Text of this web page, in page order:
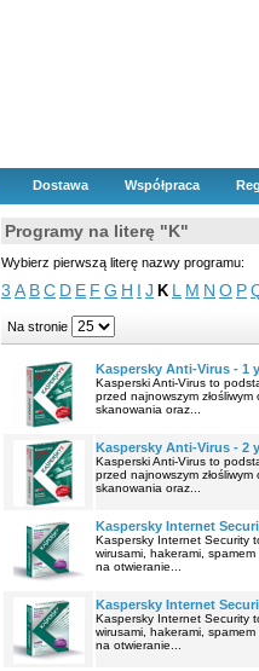
Dostawa Współpraca
Programy na literę "K"
Wybierz pierwszą literę nazwy programu:
3 A BC D E F G H I J K L M N O P
Na stronie
Kaspersky Anti-Virus - 1
Kasperski Anti-Virus to
przed najnowszym
skanowania oraz...
Kaspersky Anti-Virus - 2
Kasperski Anti-Virus to
przed najnowszym
skanowania oraz...
Kaspersky Internet
Kaspersky Internet Security
wirusami, hakerami,
na otwieranie...
Kaspersky Internet
Kaspersky Internet Security
wirusami, hakerami,
na otwieranie...